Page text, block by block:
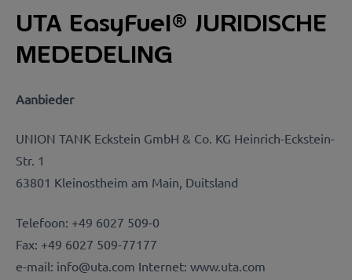
UTA EasyFuel® JURIDISCHE
MEDEDELING
Aanbieder
UNION TANK Eckstein GmbH & Co. KG Heinrich-Eckstein-
Str. 1
63801 Kleinostheim am Main, Duitsland
Telefoon: +49 6027 509-0
Fax: +49 6027 509-77177
e-mail: info@uta.com Internet: www.uta.com